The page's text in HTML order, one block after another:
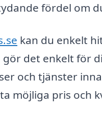
fördel om
kan du enkelt
det enkelt för
och tjänster
möjliga pris och